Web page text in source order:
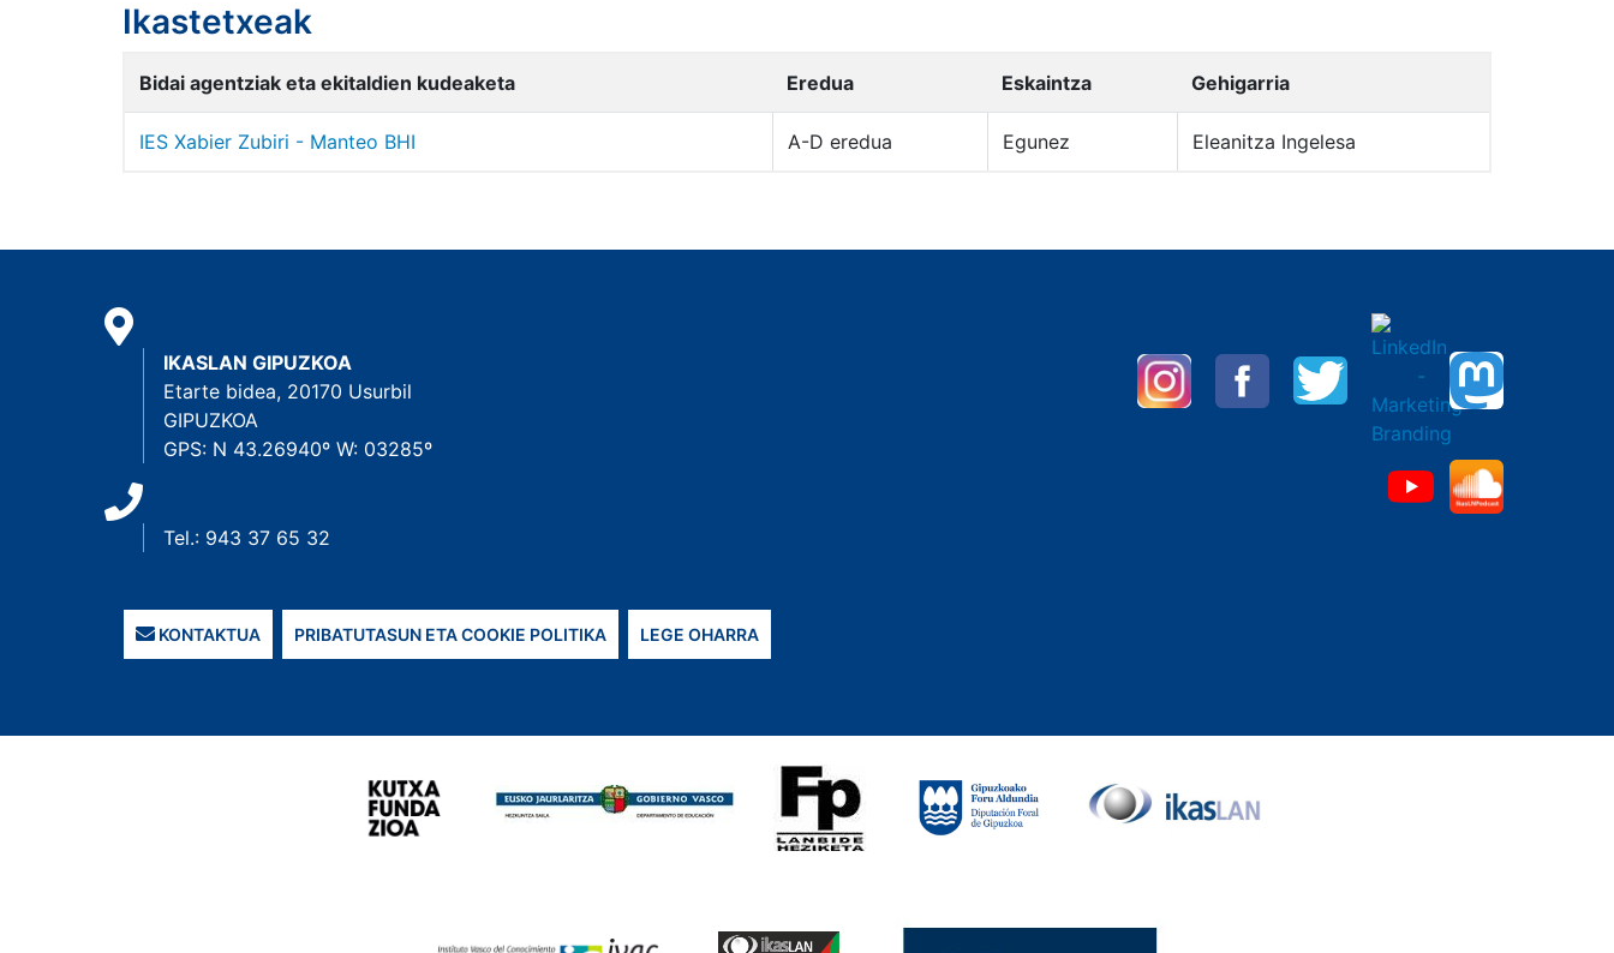
Ikastetxeak
Bidai agentziak eta ekitaldien kudeaketa Eredua Eskaintza Gehigarria
IES Xabier Zubiri - Manteo BHI A-D eredua Egunez Eleanitza Ingelesa
IKASLAN GIPUZKOA
Etarte bidea, 20170 Usurbil
GIPUZKOA
GPS: N 43.26940º W: 03285º
Tel.: 943 37 65 32
KONTAKTUA PRIBATUTASUN ETA COOKIE POLITIKA LEGE OHARRA